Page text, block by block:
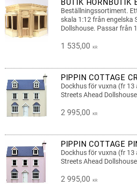
BUTIK HÖRNBUTIK
Beställningssortiment.
skala 1:12 från engelska
Dollshouse. Passar från
1 535,00 KR
PIPPIN COTTAGE
Dockhus för vuxna (fr 13 år) i skala
Streets Ahead
2 995,00 KR
PIPPIN COTTAGE
Dockhus för vuxna (fr 13 år) i skala
Streets Ahead
2 995,00 KR